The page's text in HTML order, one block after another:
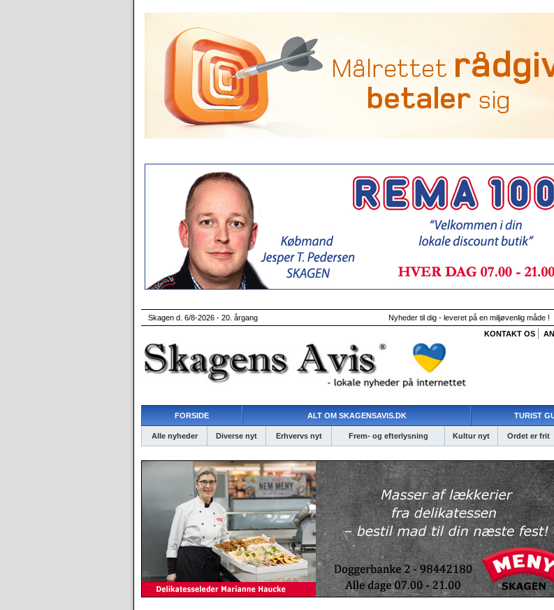
Skagen d. 6/8-2026 - 20. årgang Nyheder til dig - leveret på en miljøvenlig måde !
KONTAKT OS
FORSIDE ALT OM SKAGENSAVIS.DK TURIST
Alle nyheder Diverse nyt Erhvervs nyt Frem- og efterlysning Kultur nyt Ordet er frit